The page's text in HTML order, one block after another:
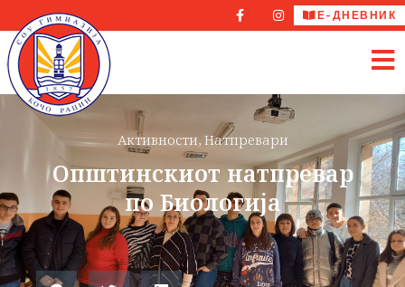
Е-ДНЕВНИК
Активности, Натпревари
Општинскиот натпревар
по Биологија